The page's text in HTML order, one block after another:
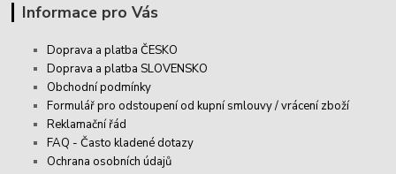
Informace pro Vás
Doprava a platba ČESKO
Doprava a platba SLOVENSKO
Obchodní podmínky
Formulář pro odstoupení od kupní smlouvy / vrácení zboží
Reklamační řád
FAQ - Často kladené dotazy
Ochrana osobních údajů